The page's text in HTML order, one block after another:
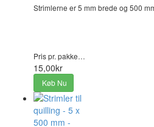
Strimlerne er 5 mm brede og 500
Pris pr. pakke…
15,00kr
Køb Nu